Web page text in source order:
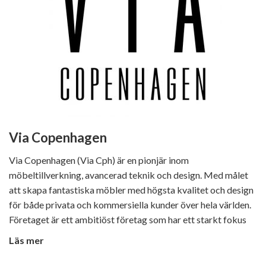
Via Copenhagen
Via Copenhagen (Via Cph) är en pionjär inom
möbeltillverkning, avancerad teknik och design. Med målet
att skapa fantastiska möbler med högsta kvalitet och design
för både privata och kommersiella kunder över hela världen.
Företaget är ett ambitiöst företag som har ett starkt fokus
Läs mer